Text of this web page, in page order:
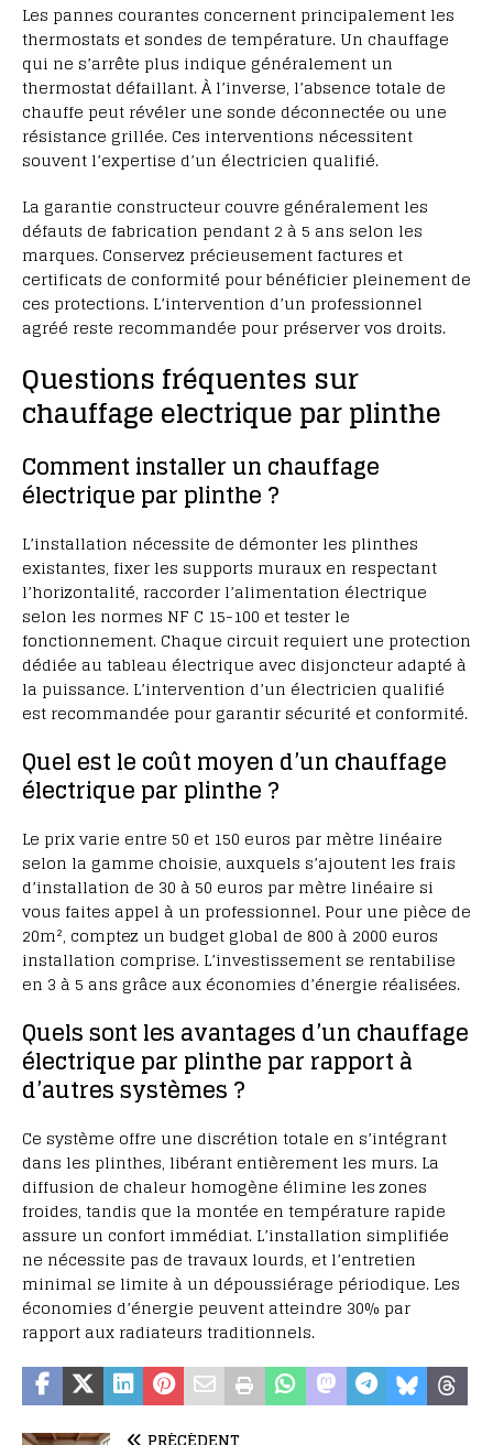
Les pannes courantes concernent principalement les
thermostats et sondes de température. Un chauffage
qui ne s’arrête plus indique généralement un
thermostat défaillant. À l’inverse, l’absence totale de
chauffe peut révéler une sonde déconnectée ou une
résistance grillée. Ces interventions nécessitent
souvent l’expertise d’un électricien qualifié.
La garantie constructeur couvre généralement les
défauts de fabrication pendant 2 à 5 ans selon les
marques. Conservez précieusement factures et
certificats de conformité pour bénéficier pleinement de
ces protections. L’intervention d’un professionnel
agréé reste recommandée pour préserver vos droits.
Questions fréquentes sur
chauffage electrique par plinthe
Comment installer un chauffage
électrique par plinthe ?
L’installation nécessite de démonter les plinthes
existantes, fixer les supports muraux en respectant
l’horizontalité, raccorder l’alimentation électrique
selon les normes NF C 15-100 et tester le
fonctionnement. Chaque circuit requiert une protection
dédiée au tableau électrique avec disjoncteur adapté à
la puissance. L’intervention d’un électricien qualifié
est recommandée pour garantir sécurité et conformité.
Quel est le coût moyen d’un chauffage
électrique par plinthe ?
Le prix varie entre 50 et 150 euros par mètre linéaire
selon la gamme choisie, auxquels s’ajoutent les frais
d’installation de 30 à 50 euros par mètre linéaire si
vous faites appel à un professionnel. Pour une pièce de
20m², comptez un budget global de 800 à 2000 euros
installation comprise. L’investissement se rentabilise
en 3 à 5 ans grâce aux économies d’énergie réalisées.
Quels sont les avantages d’un chauffage
électrique par plinthe par rapport à
d’autres systèmes ?
Ce système offre une discrétion totale en s’intégrant
dans les plinthes, libérant entièrement les murs. La
diffusion de chaleur homogène élimine les zones
froides, tandis que la montée en température rapide
assure un confort immédiat. L’installation simplifiée
ne nécessite pas de travaux lourds, et l’entretien
minimal se limite à un dépoussiérage périodique. Les
économies d’énergie peuvent atteindre 30% par
rapport aux radiateurs traditionnels.